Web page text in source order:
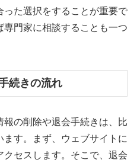
た選択をすることが重要で
門家に相談することも一つ
続きの流れ
の削除や退会手続きは、比
す。まず、ウェブサイトに
クセスします。そこで、退会